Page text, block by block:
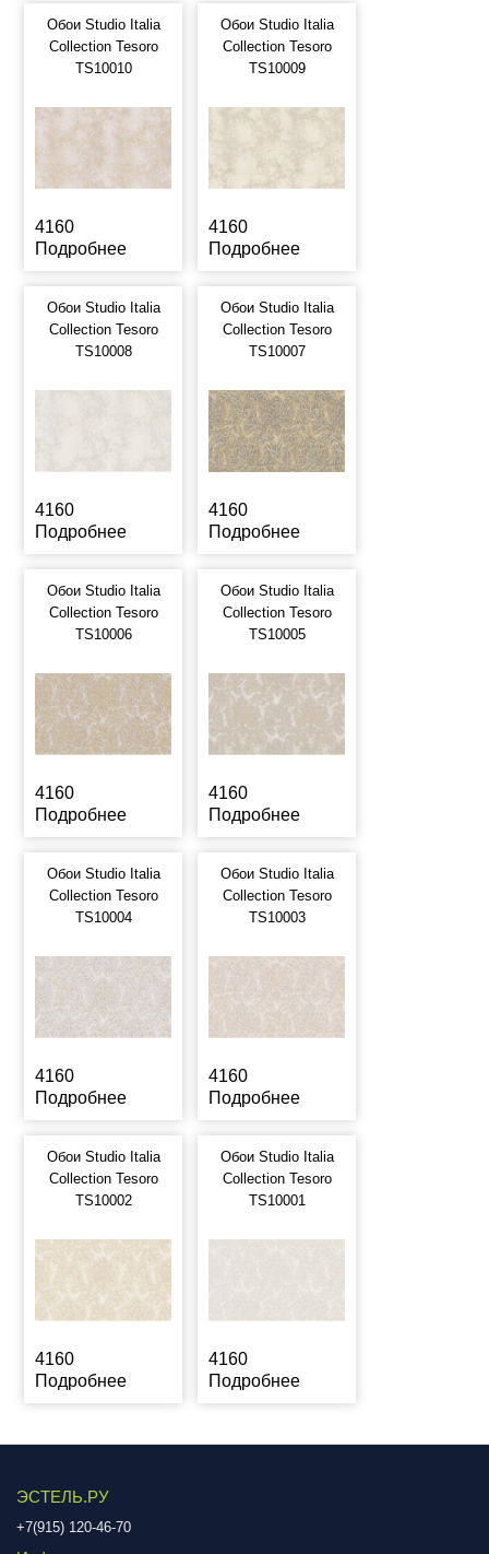
Обои Studio Italia
Collection Tesoro
TS10010
4160
Подробнее
Обои Studio Italia
Collection Tesoro
TS10009
4160
Подробнее
Обои Studio Italia
Collection Tesoro
TS10008
4160
Подробнее
Обои Studio Italia
Collection Tesoro
TS10007
4160
Подробнее
Обои Studio Italia
Collection Tesoro
TS10006
4160
Подробнее
Обои Studio Italia
Collection Tesoro
TS10005
4160
Подробнее
Обои Studio Italia
Collection Tesoro
TS10004
4160
Подробнее
Обои Studio Italia
Collection Tesoro
TS10003
4160
Подробнее
Обои Studio Italia
Collection Tesoro
TS10002
4160
Подробнее
Обои Studio Italia
Collection Tesoro
TS10001
4160
Подробнее
ЭСТЕЛЬ.РУ
+7(915) 120-46-70